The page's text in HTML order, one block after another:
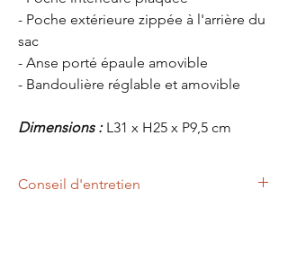
- Poche extérieure zippée à l'arrière du
sac
- Anse porté épaule amovible
- Bandoulière réglable et amovible
Dimensions :L31 x H25 x P9,5 cm
Conseil d'entretien